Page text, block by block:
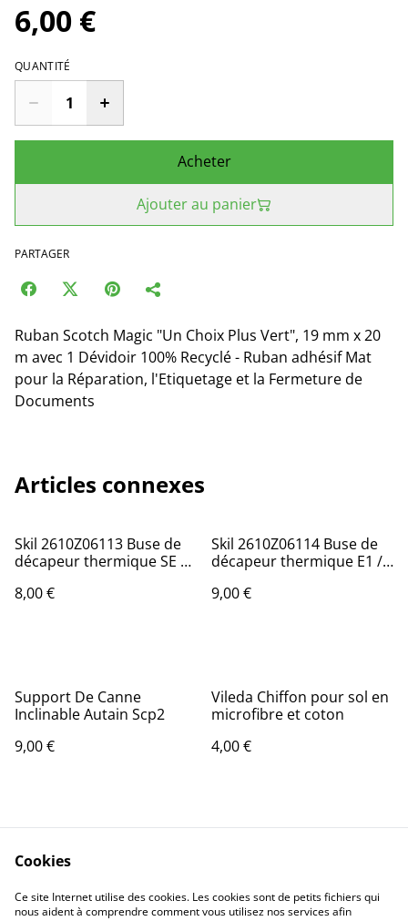
6,00 €
QUANTITÉ
Acheter
Ajouter au panier
PARTAGER
Ruban Scotch Magic "Un Choix Plus Vert", 19 mm x 20
m avec 1 Dévidoir 100% Recyclé - Ruban adhésif Mat
pour la Réparation, l'Etiquetage et la Fermeture de
Documents
Articles connexes
Skil 2610Z06113 Buse de
décapeur thermique SE 4
8,00 €
Skil 2610Z06114 Buse de
décapeur thermique E1 /
9,00 €
Support De Canne
Inclinable Autain Scp2
9,00 €
Vileda Chiffon pour sol en
microfibre et coton
4,00 €
Contactez-nous Conditions
Cookies
Ce site Internet utilise des cookies. Les cookies sont de petits fichiers qui
nous aident à comprendre comment vous utilisez nos services afin